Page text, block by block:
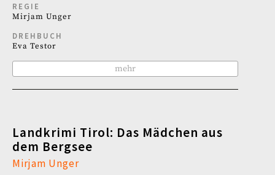
REGIE
Mirjam Unger
DREHBUCH
Eva Testor
mehr
Landkrimi Tirol: Das Mädchen aus
dem Bergsee
Mirjam Unger